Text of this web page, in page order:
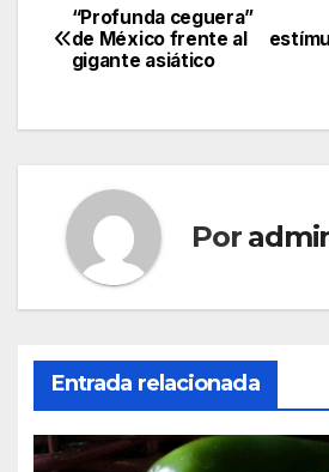
Navegación
de
entradas
“Profunda ceguera”
de México frente al
gigante asiático
Por
Entrada relacionada